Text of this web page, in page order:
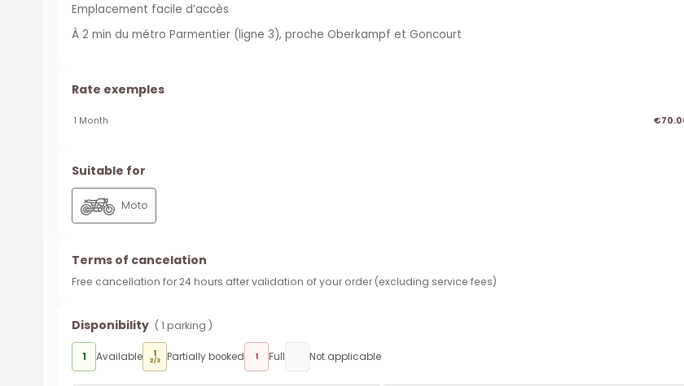
Emplacement facile d’accès
À 2 min du métro Parmentier (ligne 3), proche Oberkampf et Goncourt
Rate exemples
1 Month
Suitable for
Moto
Terms of cancelation
Free cancellation for 24 hours after validation of your order (excluding service fees)
Disponibility ( 1 parking )
1 Available 1
2/3 Partially booked 1 Full Not applicable